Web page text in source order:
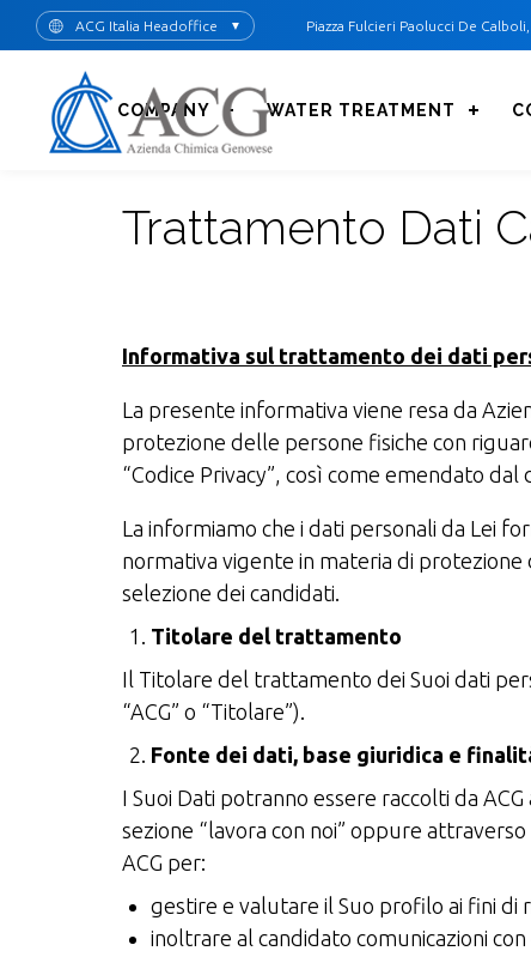
main
ACG Italia Headoffice ▼ Piazza Fulcieri Paolucci De
COMPANY WATER TREATMENT
Trattamento Dati
Informativa sul trattamento dei dati
La presente informativa viene resa da
protezione delle persone fisiche con
“Codice Privacy”, così come emendato dal
La informiamo che i dati personali da Lei
normativa vigente in materia di protezione
selezione dei candidati.
Titolare del trattamento
Il Titolare del trattamento dei Suoi dati
“ACG” o “Titolare”).
Fonte dei dati, base giuridica e
I Suoi Dati potranno essere raccolti da
sezione “lavora con noi” oppure
ACG per:
gestire e valutare il Suo profilo ai fini di
inoltrare al candidato comunicazioni